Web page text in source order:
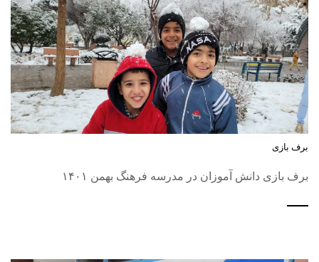
برف بازی
برف بازی دانش آموزان در مدرسه فرهنگ بهمن ۱۴۰۱